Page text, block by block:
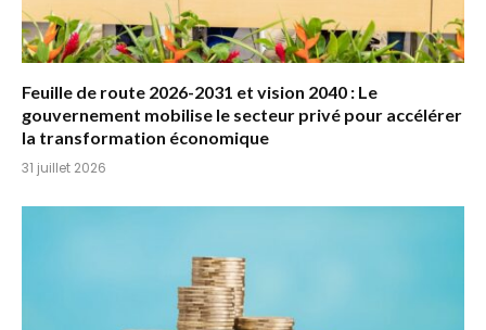
Feuille de route 2026-2031 et vision 2040 : Le
gouvernement mobilise le secteur privé pour accélérer
la transformation économique
31 juillet 2026